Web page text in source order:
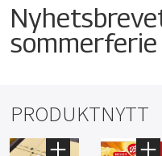
sommerferie
PRODUKTNYTT